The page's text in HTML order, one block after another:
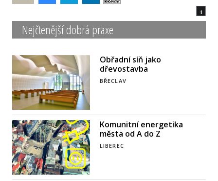
i
Nejčtenější dobrá praxe
Obřadní síň jako
dřevostavba
BŘECLAV
Komunitní energetika
města od A do Z
LIBEREC